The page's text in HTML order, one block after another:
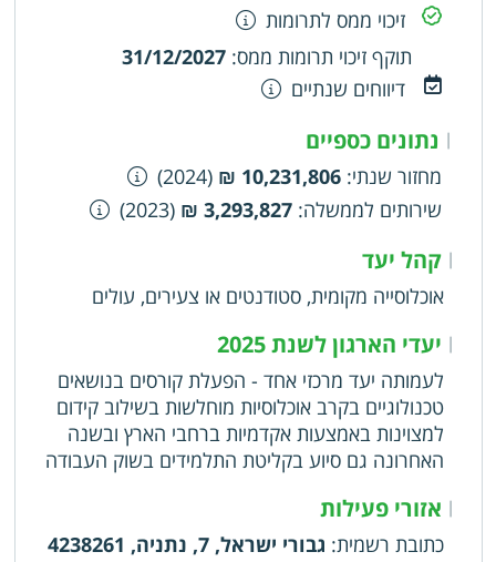
זיכוי ממס לתרומות
תוקף זיכוי תרומות ממס:
31/12/2027
דיווחים שנתיים
| נתונים כספיים
מחזור שנתי:
10,231,806 ₪
(2024)
שירותים לממשלה:
3,293,827 ₪
(2023)
|קהל יעד
אוכלוסייה מקומית, סטודנטים או צעירים, עולים
| יעדי הארגון לשנת 2025
לעמותה יעד מרכזי אחד - הפעלת קורסים בנושאים
טכנולוגיים בקרב אוכלוסיות מוחלשות בשילוב קידום
למצוינות באמצעות אקדמיות ברחבי הארץ ובשנה
האחרונה גם סיוע בקליטת התלמידים בשוק העבודה
| אזורי פעילות
כתובת רשמית: גבורי ישראל, 7, נתניה, 4238261